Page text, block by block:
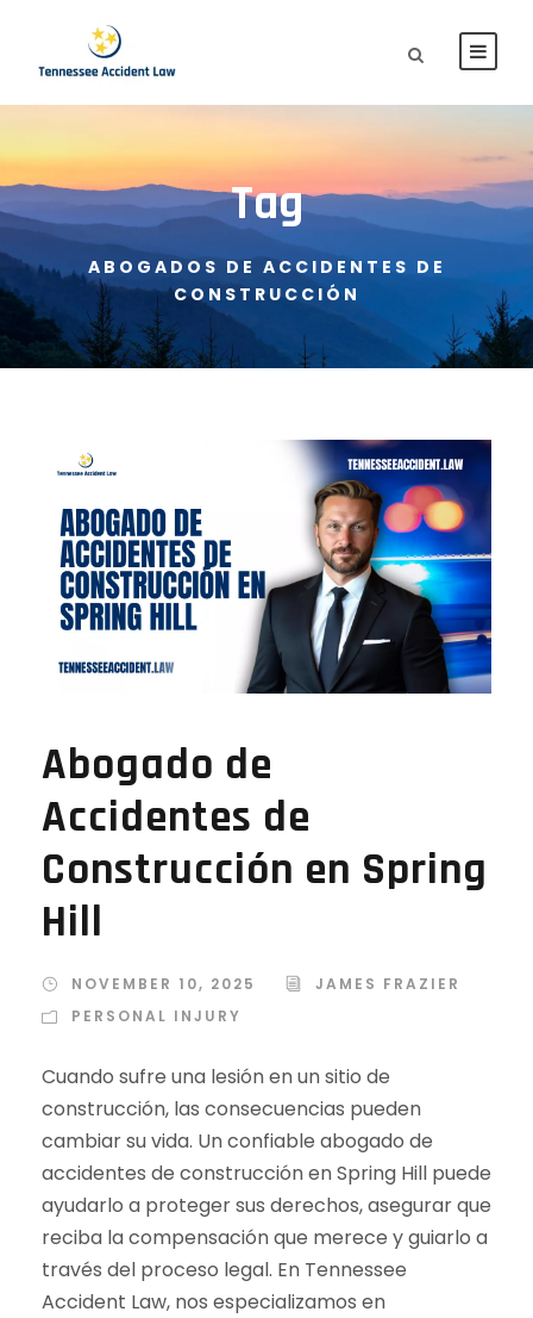
Tag
ABOGADOS DE ACCIDENTES DE
CONSTRUCCIÓN
Abogado de
Accidentes de
Construcción en Spring
Hill
NOVEMBER 10, 2025
JAMES FRAZIER
PERSONAL INJURY
Cuando sufre una lesión en un sitio de
construcción, las consecuencias pueden
cambiar su vida. Un confiable abogado de
accidentes de construcción en Spring Hill puede
ayudarlo a proteger sus derechos, asegurar que
reciba la compensación que merece y guiarlo a
través del proceso legal. En Tennessee
Accident Law, nos especializamos en